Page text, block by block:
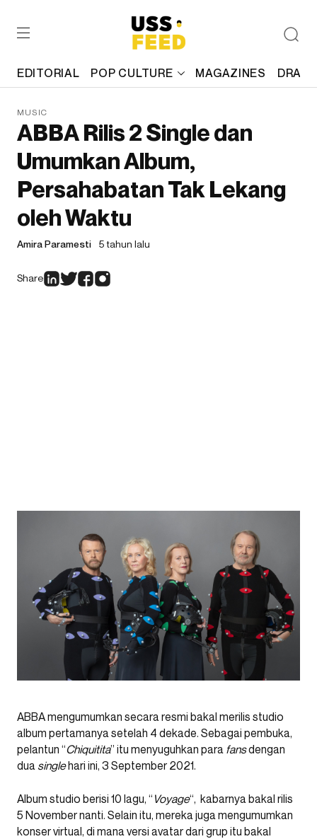
EDITORIAL POP CULTURE MAGAZINES
MUSIC
ABBA Rilis 2 Single dan
Umumkan Album,
Persahabatan Tak Lekang
oleh Waktu
Amira Paramesti 5 tahun lalu
Share
ABBA mengumumkan secara resmi bakal merilis studio
album pertamanya setelah 4 dekade. Sebagai pembuka,
pelantun “Chiquitita” itu menyuguhkan para fansdengan
dua singlehari ini, 3 September 2021.
Album studio berisi 10 lagu, “ Voyage“, kabarnya bakal rilis
5 November nanti. Selain itu, mereka juga mengumumkan
konser virtual, di mana versi avatar dari grup itu bakal